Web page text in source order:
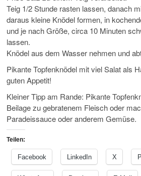
Teig 1/2 Stunde rasten lassen, danach
daraus kleine Knödel formen, in
und je nach Größe, circa 10 Minuten
lassen.
Knödel aus dem Wasser nehmen und
Pikante Topfenknödel mit viel Salat als
guten Appetit!
Kleiner Tipp am Rande: Pikante
Beilage zu gebratenem Fleisch oder
Paradeissauce oder anderem Gemüse.
Teilen:
Facebook LinkedIn X